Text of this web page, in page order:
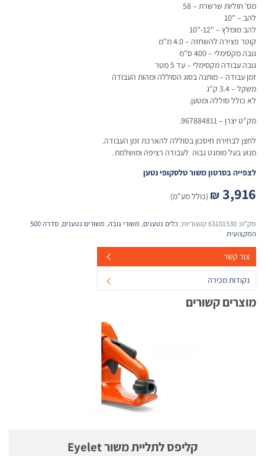
מס' חוליות שרשרת – 58
להב – "10
להב מומלץ – "12-"10
קוטר פצירה להשחזה – 4.0 מ"מ
גובה מקסימלי – 400 ס"מ
גובה עבודה מקסימלי – עד 5 מטר
זמן עבודה – מותנה בסוג הסוללה ומהות העבודה
משקל – 3.4 ק"ג
לא כולל סוללה ומטען.
מק"ט יצרן – 967884811.
לחצן לבחירת חיסכון בסוללה להארכת זמן העבודה.
מנוע בעל מומנט גבוה לעבודה רציפה ומושלמת .
לצפייה בסרטון משור טלסקופי נטען
₪3,916 (כולל מע"מ)
מק"ט: 63101530קטגוריות: כלים נטענים, משורי גובה, משורים נטענים,
סדרה 500
המקצועית
צור קשר
נקודות מכירה
מוצרים קשורים
קליפס לתליית משור Eyelet